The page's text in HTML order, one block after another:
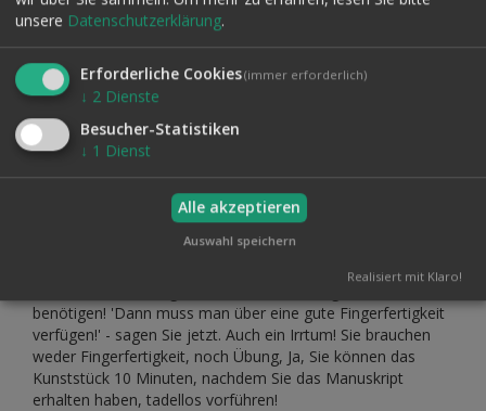
Wenn der Briefumschlag geöffnet wird, BEFINDEN SICH
DARIN DIE VORHER VERSCHWUNDENEN HALBEN
BANKNOTEN! Diese passen mit den beiden Kontrollhälften
genau aneinander! Wie die verschwundenen (oder gänzlich
vernichteten) Banknotenhälften in den verschlossenen,
völlig unpräparierten und vom Zuschauer aufbewahrten
Umschlag gelangt sind, bleibt für das Publikum ein ewiges
Rätsel. 'Ja,' - werden Sie jetzt wahrscheinlich sagen, -'so ein
Wunder kann nur mit einem komplizierten Hilfsmittel
zustande gebracht werden!' Weit gefehlt! Es werden keine
Hilfemittel verwendet, alles ist völlig unpräpariert! Wir liefern
Ihnen auch nur den Tutor, das Ihnen alles verrät, da Sie
benötigen! 'Dann muss man über eine gute Fingerfertigkeit
verfügen!' - sagen Sie jetzt. Auch ein Irrtum! Sie brauchen
weder Fingerfertigkeit, noch Übung, Ja, Sie können das
Kunststück 10 Minuten, nachdem Sie das Manuskript
erhalten haben, tadellos vorführen!
unsere Datenschutzerklärung.
Erforderliche Cookies(immer erforderlich)
↓ 2 Dienste
Besucher-Statistiken
↓ 1 Dienst
Alle akzeptieren
Auswahl speichern
Realisiert mit Klaro!